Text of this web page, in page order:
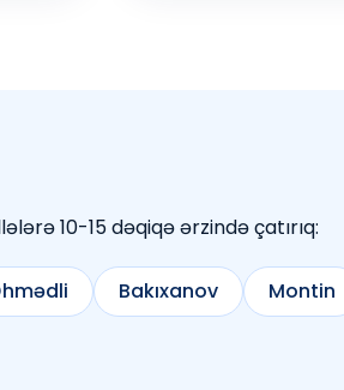
10-15 dəqiqə ərzində çatırıq:
Bakıxanov
Montin